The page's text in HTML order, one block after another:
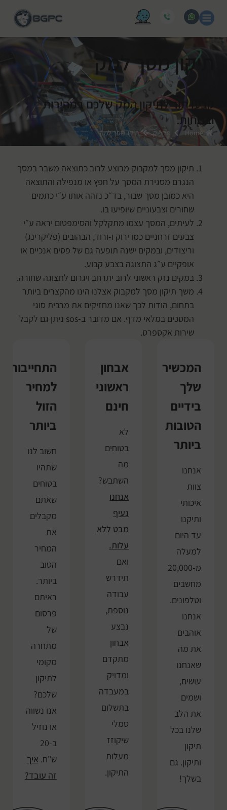
תיקון מסך למק
קבעו תור לתיקון המק שלכם במהירות
ובנוחות.
Home מקבוק תיקון מסך למק
תיקון מסך למקבוק מבוצע לרוב כתוצאה משבר במסך
הנגרם מסגירת המסך על חפץ או מנפילה והתוצאה
היא כמובן מסך שבור, בד״כ נזהה אותו ע״י כתמים
שחורים וצבעוניים שיופיעו בו.
לעיתים, המסך עצמו מתקלקל והסימפטום יראה ע״י
צבעים זרחניים כמו ירוק ו-ורוד, הבהובים (פליקרינג)
וריצודים, ובמקים ישנה תופעה גם של פסים אנכיים או
אופקיים ע״ג התצוגה בצבע קבוע.
במקים נזק ראשוני לרוב יתרחב ויגרום לתצוגה שחורה.
משך תיקון מסך למקבוק אצלנו הינו מהקצרים ביותר
בתחום, הודות לכך שאנו מחזיקים את מרבית סוגי
המסכים במלאי מדף. אם מדובר ב-sos ניתן גם לקבל
שירות אקספרס.
המכשיר
שלך
בידיים
הטובות
ביותר
אנחנו
צוות
איכותי
ותיקנו
עד היום
למעלה
מ-20,000
מחשבים
וטלפונים.
אנחנו
אוהבים
את מה
שאנחנו
עושים,
ושמים
את הלב
שלנו בכל
תיקון
ותיקון. גם
בשלך!
אבחון
ראשוני
חינם
לא
בטוחים
מה
השתבש?
אנחנו
נעיף
מבט ללא
עלות.
ואם
תידרש
עבודה
נוספת,
נבצע
אבחון
מתקדם
ומדויק
במעבדה
בתשלום
סמלי
שיקוזז
מעלות
התיקון.
התחייבות
למחיר
הזול
ביותר
חשוב לנו
שתהיו
בטוחים
שאתם
מקבלים
את
המחיר
הטוב
ביותר.
ראיתם
פרסום
של
מתחרה
מקומי
לתיקון
שלכם?
אנו נשווה
או נוזיל
ב-20
ש"ח. איך
זה עובד?